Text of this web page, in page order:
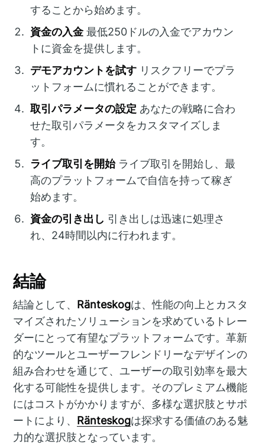
することから始めます。
資金の入金最低250ドルの入金でアカウン
トに資金を提供します。
デモアカウントを試す リスクフリーでプラ
ットフォームに慣れることができます。
取引パラメータの設定 あなたの戦略に合わ
せた取引パラメータをカスタマイズしま
す。
ライブ取引を開始ライブ取引を開始し、最
高のプラットフォームで自信を持って稼ぎ
始めます。
資金の引き出し 引き出しは迅速に処理さ
れ、24時間以内に行われます。
結論
結論として、 Ränteskogは、性能の向上とカスタ
マイズされたソリューションを求めているトレー
ダーにとって有望なプラットフォームです。革新
的なツールとユーザーフレンドリーなデザインの
組み合わせを通じて、ユーザーの取引効率を最大
化する可能性を提供します。そのプレミアム機能
にはコストがかかりますが、多様な選択肢とサポ
ートにより、 Ränteskogは探求する価値のある魅
力的な選択肢となっています。